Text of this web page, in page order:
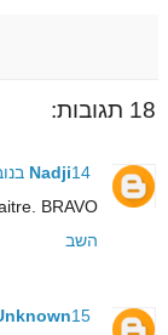
18 תגובות:
Nadji14 בנובמבר 2009 בשעה 14:34
BRAVO!
השב
15 בנובמבר 2009 בשעה 3:51